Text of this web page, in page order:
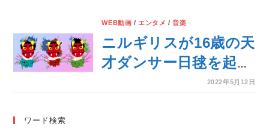
WEB動画 / エンタメ /音楽
ニルギリスが16歳の天
才ダンサー日毬を起用
した新MV「Emoな革
2022年5月12日
ワード検索